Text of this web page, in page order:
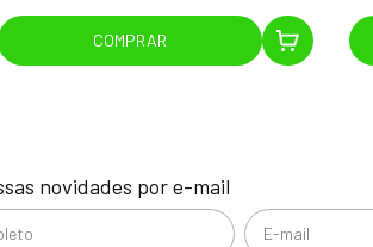
COMPRAR
novidades por e-mail